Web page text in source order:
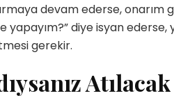
devam ederse, onarım
yapayım?” diye isyan
gerekir.